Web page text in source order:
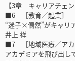
【3章 キャリアチェン
■6 ［教育／起業］
“迷子×偶然”がキャ
井上 祥
■7 ［地域医療／アカ
アカデミアを飛び出し